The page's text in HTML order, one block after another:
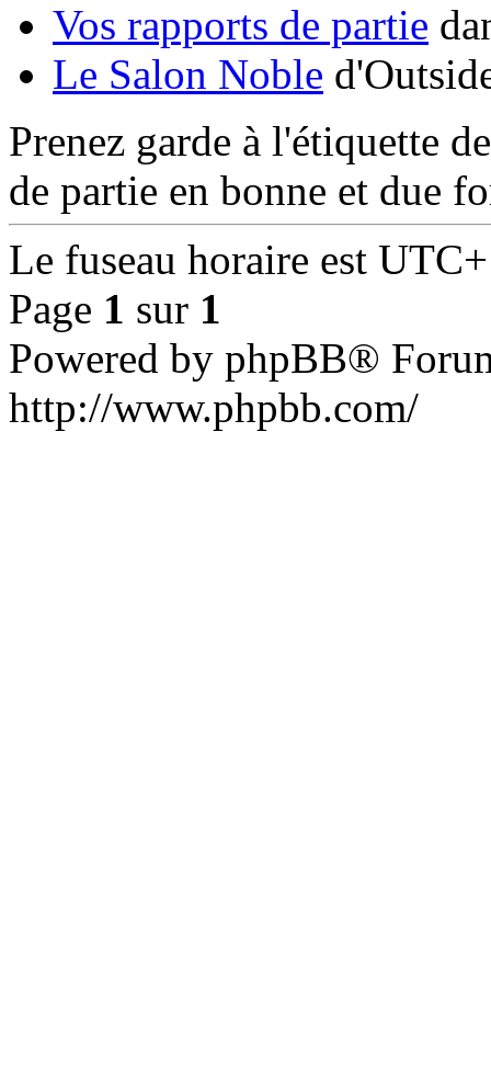
Vos rapports de partie
Le Salon Noble
Prenez garde à l'étiquette
de partie en bonne et due
Le fuseau horaire est
Page 1 sur 1
Powered by phpBB®
http://www.phpbb.com/